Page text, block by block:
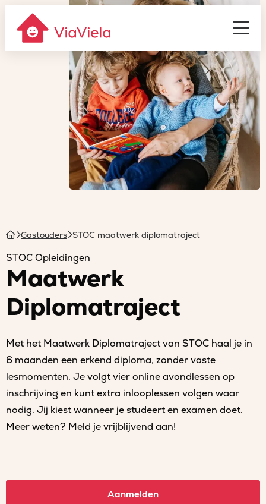
Gastouderbureau
ViaViela
Homepage
Gastouders STOC maatwerk diplomatraject
STOC Opleidingen
Maatwerk
Diplomatraject
Met het Maatwerk Diplomatraject van STOC haal je in
6 maanden een erkend diploma, zonder vaste
lesmomenten. Je volgt vier online avondlessen op
inschrijving en kunt extra inlooplessen volgen waar
nodig. Jij kiest wanneer je studeert en examen doet.
Meer weten? Meld je vrijblijvend aan!
Aanmelden